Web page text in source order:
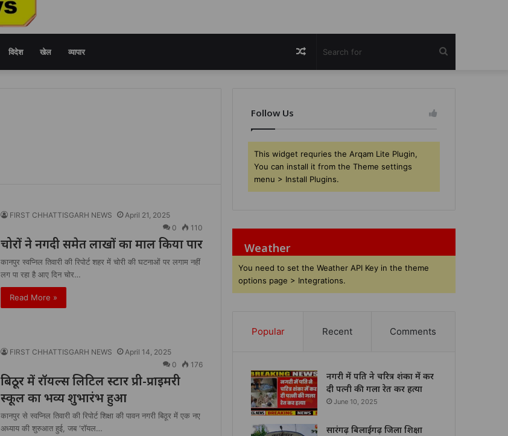
विदेश खेल व्यापार Random
FIRST CHHATTISGARH NEWS
April 21, 2025
0
110
चोरों ने नगदी समेत लाखों का माल किया पार
कानपुर स्वप्निल तिवारी की रिपोर्ट शहर में चोरी की घटनाओं पर लगाम नहीं
लग पा रहा है आए दिन चोर…
Read More »
FIRST CHHATTISGARH NEWS
April 14, 2025
0
176
बिठूर में रॉयल्स लिटिल स्टार प्री-प्राइमरी
स्कूल का भव्य शुभारंभ हुआ
कानपुर से स्वप्निल तिवारी की रिपोर्ट शिक्षा की पावन नगरी बिठूर में एक नए
अध्याय की शुरुआत हुई, जब ‘रॉयल…
Follow Us
This widget requries the Arqam Lite Plugin,
You can install it from the Theme settings
menu > Install Plugins.
Weather
You need to set the Weather API Key in the theme
options page > Integrations.
Popular Recent Comments
नगरी में पति ने चरित्र शंका में कर
दी पत्नी की गला रेत कर हत्या
June 10, 2025
सारंगढ़ बिलाईगढ़ जिला शिक्षा